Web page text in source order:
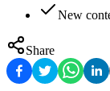
New
Share